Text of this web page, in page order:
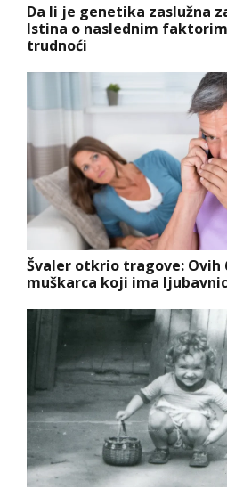
Da li je genetika zaslužna
Istina o naslednim
trudnoći
Švaler otkrio tragove: Ovih
muškarca koji ima